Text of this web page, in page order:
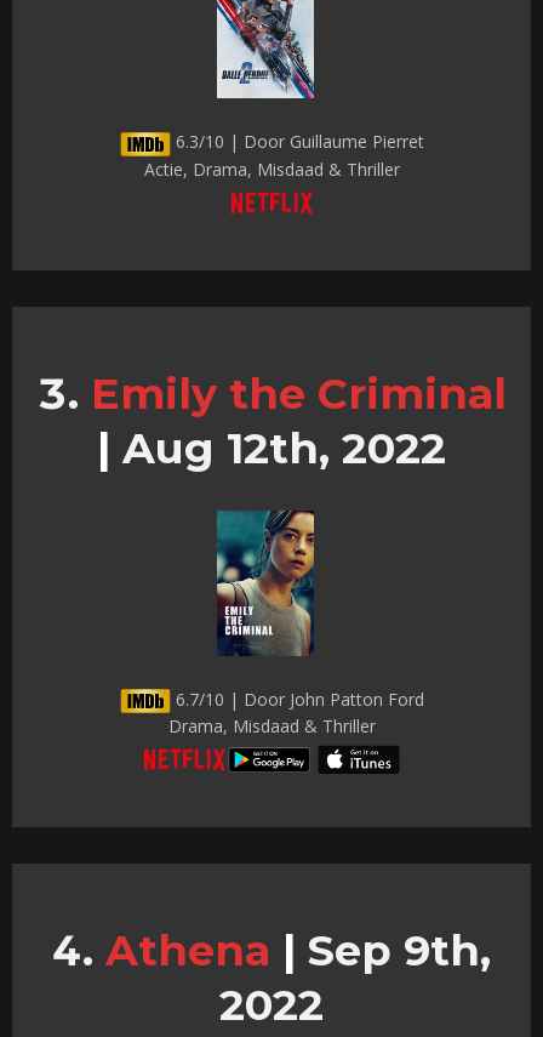
6.3/10 | Door Guillaume Pierret
Actie, Drama, Misdaad & Thriller
Emily the Criminal
| Aug 12th, 2022
6.7/10 | Door John Patton Ford
Drama, Misdaad & Thriller
Athena | Sep 9th,
2022